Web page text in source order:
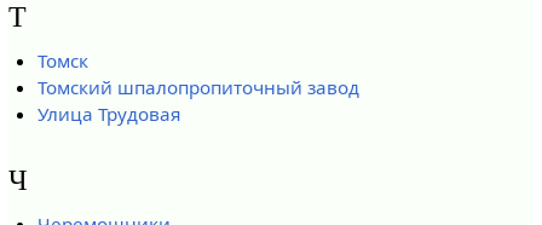
Т
Томск
Томский шпалопропиточный завод
Улица Трудовая
Ч